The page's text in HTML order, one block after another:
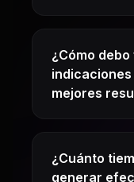
¿Cómo
mejores
¿Cuánto
generar